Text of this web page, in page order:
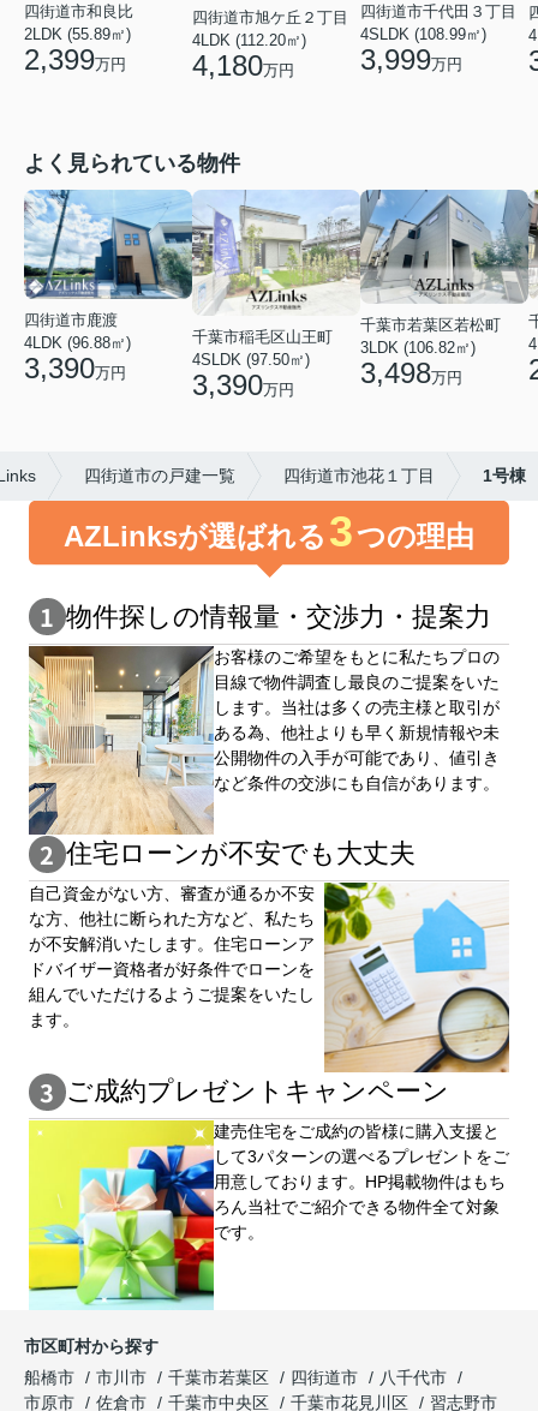
四街道市和良比
2LDK (55.89㎡)
2,399万円
四街道市旭ケ丘２丁目
4LDK (112.20㎡)
4,180万円
四街道市千代田３丁目
4SLDK (108.99㎡)
3,999万円
よく見られている物件
四街道市鹿渡
4LDK (96.88㎡)
3,390万円
千葉市稲毛区山王町
4SLDK (97.50㎡)
3,390万円
千葉市若葉区若松町
3LDK (106.82㎡)
3,498万円
四街道市の戸建一覧 四街道市池花１丁目 1号棟
AZLinksが選ばれる 3つの理由
物件探しの情報量・交渉⼒・提案⼒
お客様のご希望をもとに私たちプロの
目線で物件調査し最良のご提案をいた
します。当社は多くの売主様と取引が
ある為、他社よりも早く新規情報や未
公開物件の⼊手が可能であり、値引き
など条件の交渉にも自信があります。
住宅ローンが不安でも大丈夫
自⼰資⾦がない⽅、審査が通るか不安
な⽅、他社に断られた⽅など、私たち
が不安解消いたします。住宅ローンア
ドバイザー資格者が好条件でローンを
組んでいただけるようご提案をいたし
ます。
ご成約プレゼントキャンペーン
建売住宅をご成約の皆様に購⼊⽀援と
して3パターンの選べるプレゼントをご
用意しております。HP掲載物件はもち
ろん当社でご紹介できる物件全て対象
です。
市区町村から探す
船橋市
市川市 千葉市若葉区 四街道市
八千代市
市原市
佐倉市 千葉市中央区 千葉市花見川区
習志野市